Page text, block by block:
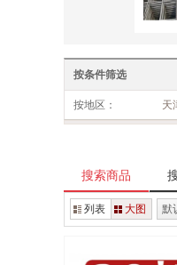
按条件筛选
按地区： 天
搜索商品
列表 大图 默